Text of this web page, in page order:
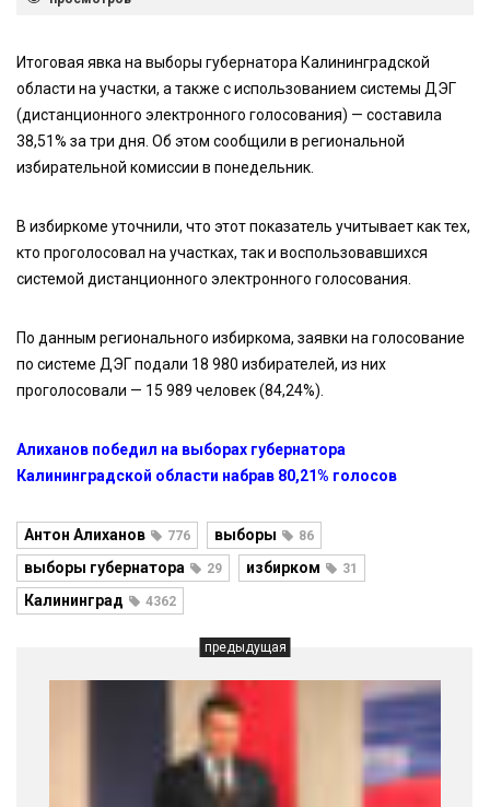
Итоговая явка на выборы губернатора Калининградской
области на участки, а также с использованием системы ДЭГ
(дистанционного электронного голосования) — составила
38,51% за три дня. Об этом сообщили в региональной
избирательной комиссии в понедельник.
В избиркоме уточнили, что этот показатель учитывает как тех,
кто проголосовал на участках, так и воспользовавшихся
системой дистанционного электронного голосования.
По данным регионального избиркома, заявки на голосование
по системе ДЭГ подали 18 980 избирателей, из них
проголосовали — 15 989 человек (84,24%).
Алиханов победил на выборах губернатора
Калининградской области набрав 80,21% голосов
Антон Алиханов 776 выборы 86
выборы губернатора 29 избирком 31
Калининград 4362
предыдущая